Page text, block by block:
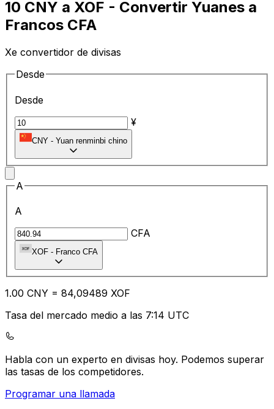
10 CNY a XOF - Convertir Yuanes a
Francos CFA
Xe convertidor de divisas
Desde
Desde
¥
CNY - Yuan renminbi chino
A
A
CFA
XOF - Franco CFA
1.00 CNY = 84,09489 XOF
Tasa del mercado medio a las 7:14 UTC
Habla con un experto en divisas hoy. Podemos superar
las tasas de los competidores.
Programar una llamada